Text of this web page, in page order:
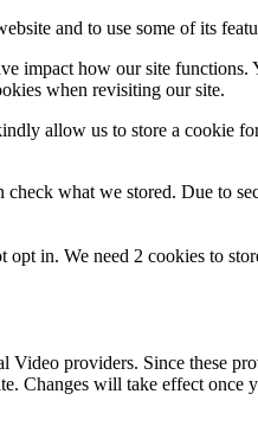
and to use some of its
impact how our site
when revisiting our site.
allow us to store a cookie
what we stored. Due to
in. We need 2 cookies to
providers. Since these
Changes will take effect once